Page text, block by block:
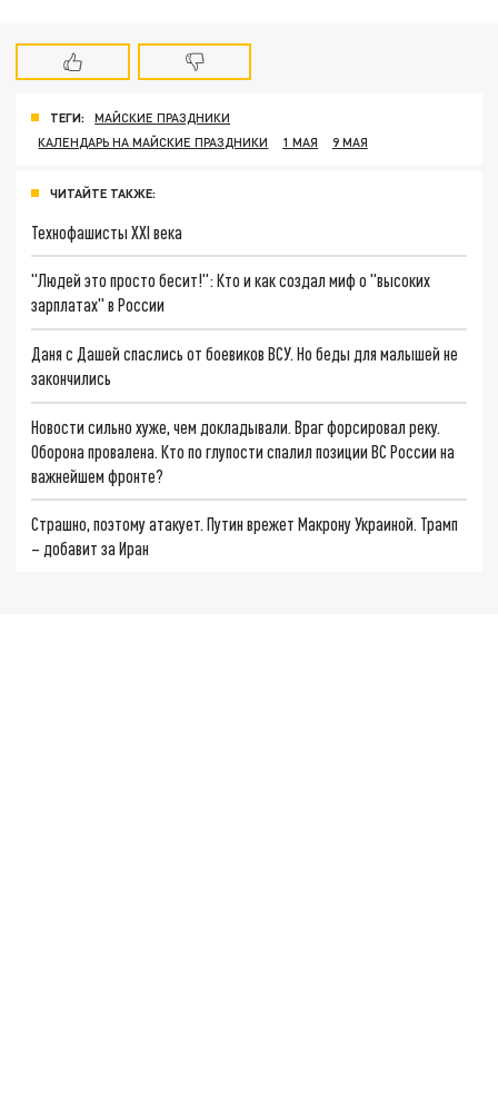
ТЕГИ:
МАЙСКИЕ ПРАЗДНИКИ
КАЛЕНДАРЬ НА МАЙСКИЕ ПРАЗДНИКИ
1 МАЯ 9 МАЯ
ЧИТАЙТЕ ТАКЖЕ:
Технофашисты XXI века
"Людей это просто бесит!": Кто и как создал миф о "высоких
зарплатах" в России
Даня с Дашей спаслись от боевиков ВСУ. Но беды для малышей не
закончились
Новости сильно хуже, чем докладывали. Враг форсировал реку.
Оборона провалена. Кто по глупости спалил позиции ВС России на
важнейшем фронте?
Страшно, поэтому атакует. Путин врежет Макрону Украиной. Трамп
– добавит за Иран